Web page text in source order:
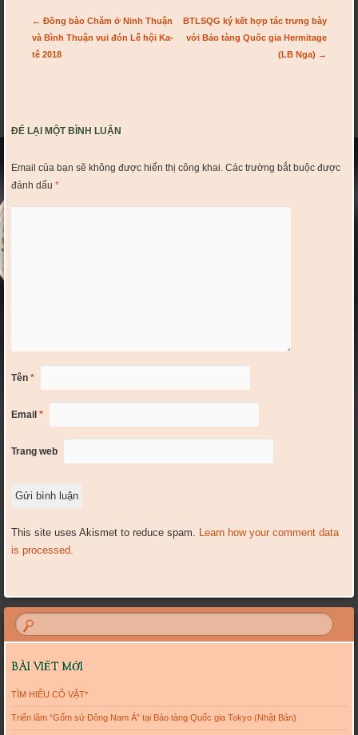
Post navigation
← Đồng bào Chăm ở Ninh Thuận
và Bình Thuận vui đón Lễ hội Ka-
tê 2018
BTLSQG ký kết hợp tác trưng bày
với Bảo tàng Quốc gia Hermitage
(LB Nga) →
ĐỂ LẠI MỘT BÌNH LUẬN
Email của bạn sẽ không được hiển thị công khai. Các trường bắt buộc được
đánh dấu *
Tên *
Email *
Trang web
This site uses Akismet to reduce spam. Learn how your comment data
is processed.
BÀI VIẾT MỚI
TÌM HIỂU CỔ VẬT*
Triển lãm “Gốm sứ Đông Nam Á” tại Bảo tàng Quốc gia Tokyo (Nhật Bản)